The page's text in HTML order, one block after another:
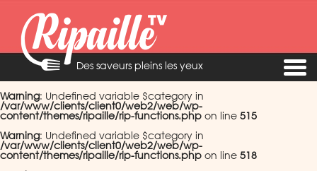
Des saveurs pleins les yeux
Warning: Undefined variable $category in
/var/www/clients/client0/web2/web/wp-
content/themes/ripaille/rip-functions.php on line 515
Warning: Undefined variable $category in
/var/www/clients/client0/web2/web/wp-
content/themes/ripaille/rip-functions.php on line 518